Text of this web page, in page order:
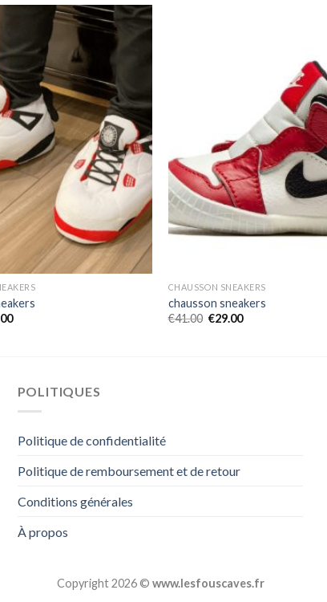
CHAUSSON SNEAKERS
chausson sneakers
€41.00 €29.00
POLITIQUES
Politique de confidentialité
Politique de remboursement et de retour
Conditions générales
À propos
Copyright 2026 © www.lesfouscaves.fr